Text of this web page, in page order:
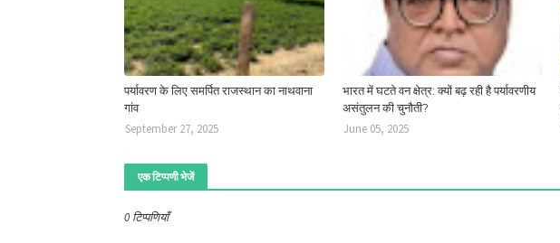
पर्यावरण के लिए समर्पित राजस्थान का नाथवाना
गांव
September 27, 2025
भारत में घटते वन क्षेत्र: क्यों बढ़ रही है पर्यावरणीय
असंतुलन की चुनौती?
June 05, 2025
एक टिप्पणी भेजें
0 टिप्पणियाँ